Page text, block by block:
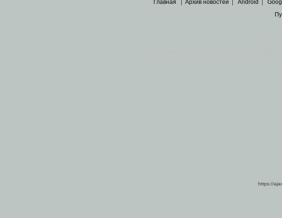
Главная Архив новостей Android
https://